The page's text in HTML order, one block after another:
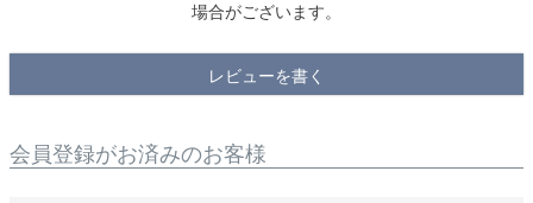
場合がございます。
レビューを書く
会員登録がお済みのお客様